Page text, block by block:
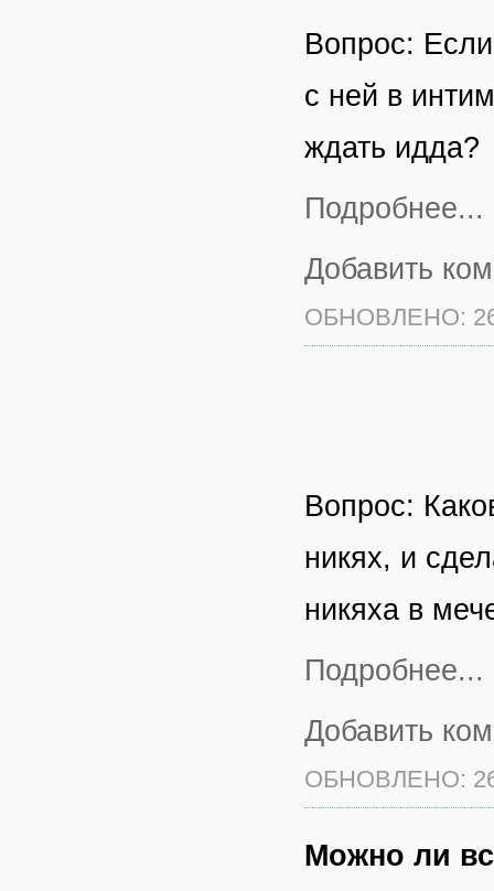
Вопрос:
с ней в
ждать идда?
Подробнее...
Добавить
ОБНОВЛЕНО:
Вопрос:
никях, и
никяха в
Подробнее...
Добавить
ОБНОВЛЕНО:
Можно ли